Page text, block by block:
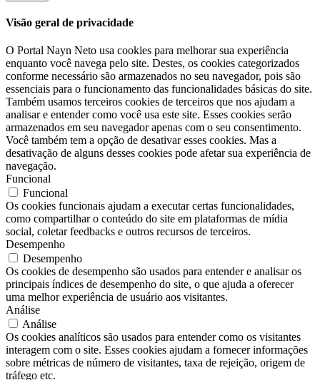
Visão geral de privacidade
O Portal Nayn Neto usa cookies para melhorar sua experiência
enquanto você navega pelo site. Destes, os cookies categorizados
conforme necessário são armazenados no seu navegador, pois são
essenciais para o funcionamento das funcionalidades básicas do site.
Também usamos terceiros cookies de terceiros que nos ajudam a
analisar e entender como você usa este site. Esses cookies serão
armazenados em seu navegador apenas com o seu consentimento.
Você também tem a opção de desativar esses cookies. Mas a
desativação de alguns desses cookies pode afetar sua experiência de
navegação.
Funcional
Funcional
Os cookies funcionais ajudam a executar certas funcionalidades,
como compartilhar o conteúdo do site em plataformas de mídia
social, coletar feedbacks e outros recursos de terceiros.
Desempenho
Desempenho
Os cookies de desempenho são usados ​​para entender e analisar os
principais índices de desempenho do site, o que ajuda a oferecer
uma melhor experiência de usuário aos visitantes.
Análise
Análise
Os cookies analíticos são usados ​​para entender como os visitantes
interagem com o site. Esses cookies ajudam a fornecer informações
sobre métricas de número de visitantes, taxa de rejeição, origem de
tráfego etc.